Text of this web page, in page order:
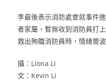
李最後表示消防處會就事件
者家屬，暫無收到消防員打
救出殉職消防員時，情緒曾
攝：Liona Li
文：Kevin Li